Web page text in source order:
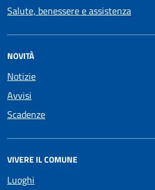
Salute, benessere e assistenza
NOVITÀ
Notizie
Avvisi
Scadenze
VIVERE IL COMUNE
Luoghi